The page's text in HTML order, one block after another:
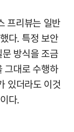
프리뷰는 일반
다. 특정 보안
방식을 조금
그대로 수행하
있더라도 이것
다.